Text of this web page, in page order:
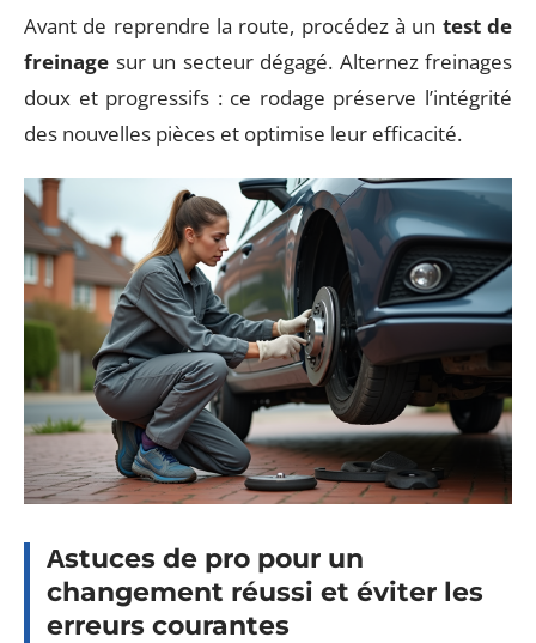
Avant de reprendre la route, procédez à un test de
freinage sur un secteur dégagé. Alternez freinages
doux et progressifs : ce rodage préserve l’intégrité
des nouvelles pièces et optimise leur efficacité.
Аstuces de pro pour un
changement réussi et éviter les
erreurs courantes